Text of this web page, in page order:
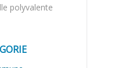
polyvalente